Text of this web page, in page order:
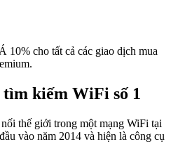
cho tất cả các giao dịch mua
kiếm WiFi số 1
thế giới trong một mạng WiFi tại
vào năm 2014 và hiện là công cụ